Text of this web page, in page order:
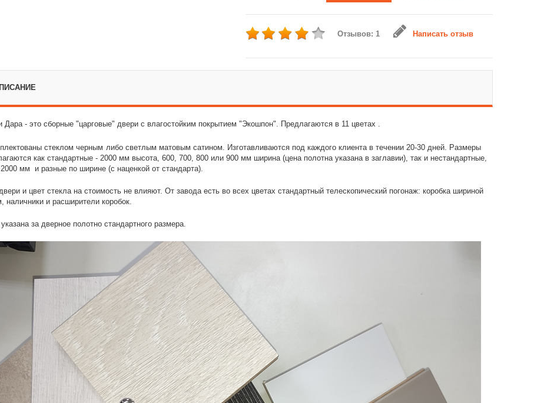
Отзывов: 1 Написать отзыв
Дара - это сборные "царговые" двери с влагостойким покрытием "Экошпон". Предлагаются в 11 цветах .
стеклом черным либо светлым матовым сатином. Изготавливаются под каждого клиента в течении 20-30 дней. Размеры
как стандартные - 2000 мм высота, 600, 700, 800 или 900 мм ширина (цена полотна указана в заглавии), так и нестандартные,
мм и разные по ширине (с наценкой от стандарта).
и цвет стекла на стоимость не влияют. От завода есть во всех цветах стандартный телескопический погонаж: коробка шириной
наличники и расширители коробок.
указана за дверное полотно стандартного размера.